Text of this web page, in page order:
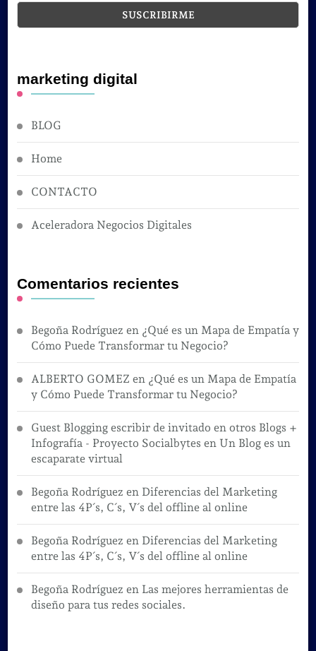
marketing digital
BLOG
Home
CONTACTO
Aceleradora Negocios Digitales
Comentarios recientes
Begoña Rodríguez en ¿Qué es un Mapa de Empatía y
Cómo Puede Transformar tu Negocio?
ALBERTO GOMEZ en ¿Qué es un Mapa de Empatía
y Cómo Puede Transformar tu Negocio?
Guest Blogging escribir de invitado en otros Blogs +
Infografía - Proyecto Socialbytes en Un Blog es un
escaparate virtual
Begoña Rodríguez en Diferencias del Marketing
entre las 4P´s, C´s, V´s del offline al online
Begoña Rodríguez en Diferencias del Marketing
entre las 4P´s, C´s, V´s del offline al online
Begoña Rodríguez en Las mejores herramientas de
diseño para tus redes sociales.